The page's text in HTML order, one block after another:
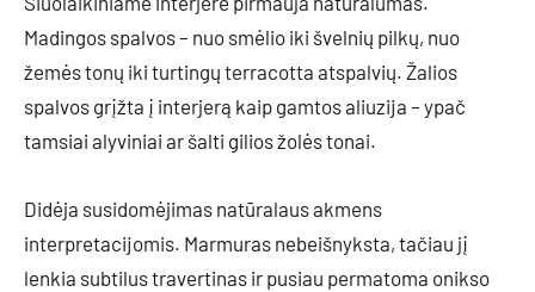
Madingos spalvos – nuo smėlio iki švelnių pilkų, nuo
žemės tonų iki turtingų terracotta atspalvių. Žalios
spalvos grįžta į interjerą kaip gamtos aliuzija – ypač
tamsiai alyviniai ar šalti gilios žolės tonai.
Didėja susidomėjimas natūralaus akmens
interpretacijomis. Marmuras nebeišnyksta, tačiau jį
lenkia subtilus travertinas ir pusiau permatoma onikso